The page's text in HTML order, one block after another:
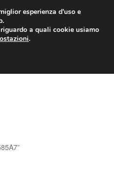
da 7 EUR
/800 580 290
esperienza d'uso e
a quali cookie usiamo
.